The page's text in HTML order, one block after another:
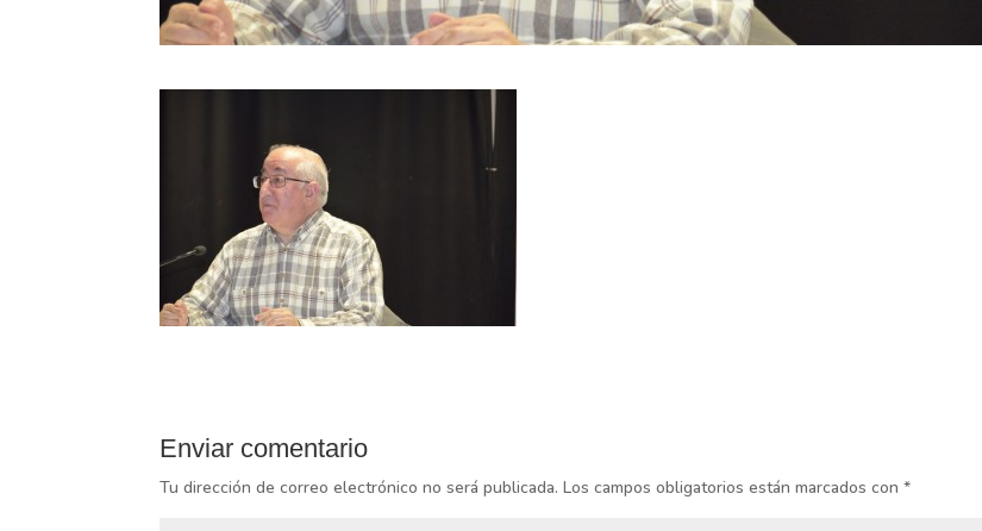
Enviar comentario
Tu dirección de correo electrónico no será publicada. Los campos obligatorios están marcados con*